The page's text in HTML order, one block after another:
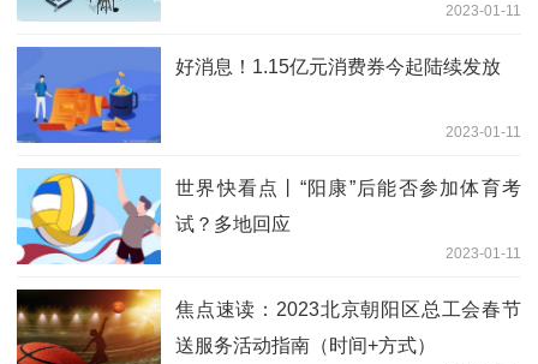
2023-01-11
好消息！1.15亿元消费券今起陆续发放
2023-01-11
世界快看点丨“阳康”后能否参加体育考
试？多地回应
2023-01-11
焦点速读：2023北京朝阳区总工会春节
送服务活动指南（时间+方式）